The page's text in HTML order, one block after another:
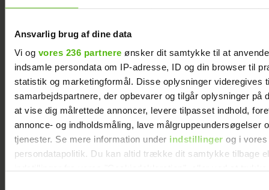
Ansvarlig brug af dine data
Vi og vores 236 partnere ønsker dit samtykke til at
indsamle persondata om IP-adresse, ID og din browser til
statistik og marketingformål. Disse oplysninger videregives
samarbejdspartnere, der opbevarer og tilgår oplysninger på
at vise dig målrettede annoncer, levere tilpasset indhold,
annonce- og indholdsmåling, lave målgruppeundersøgelser
tjenester. Se mere information under indstillinger og i vores
persondatapolitik. Du kan altid trække dit samtykke tilbage